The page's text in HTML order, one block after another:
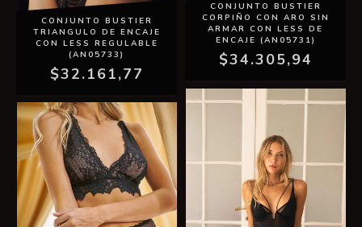
CONJUNTO BUSTIER
TRIANGULO DE ENCAJE
CON LESS REGULABLE
(AN05733)
$32.161,77
CONJUNTO BUSTIER
CORPIÑO CON ARO SIN
ARMAR CON LESS DE
ENCAJE (AN05731)
$34.305,94